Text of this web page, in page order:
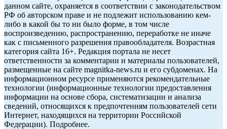
данном сайте, охраняется в соответствии с законодательством
РФ об авторском праве и не подлежит использованию кем-
либо в какой бы то ни было форме, в том числе
воспроизведению, распространению, переработке не иначе
как с письменного разрешения правообладателя. Возрастная
категория сайта 16+. Редакция портала не несет
ответственности за комментарии и материалы пользователей,
размещенные на сайте magnitka-news.ru и его субдоменах. На
информационном ресурсе применяются рекомендательные
технологии (информационные технологии предоставления
информации на основе сбора, систематизации и анализа
сведений, относящихся к предпочтениям пользователей сети
Интернет, находящихся на территории Российской
Федерации). Подробнее.